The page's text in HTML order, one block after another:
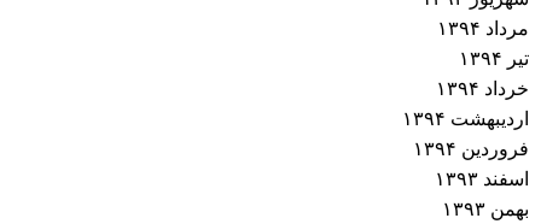
مرداد ۱۳۹۴
تیر ۱۳۹۴
خرداد ۱۳۹۴
اردیبهشت ۱۳۹۴
فروردین ۱۳۹۴
اسفند ۱۳۹۳
بهمن ۱۳۹۳